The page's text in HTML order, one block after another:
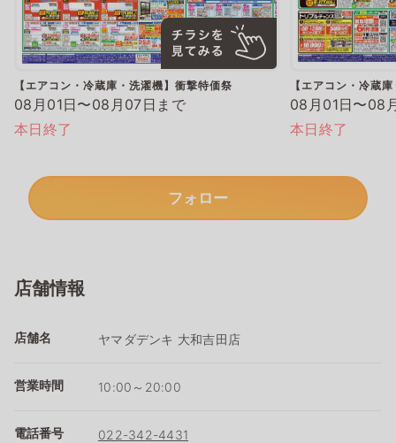
【エアコン・冷蔵庫・洗濯機】衝撃特価祭
08月01日〜08月07日まで
本日終了
【エアコン・冷蔵
08月01日〜08
本日終了
フォロー
店舗情報
店舗名 ヤマダデンキ 大和吉田店
営業時間 10:00～20:00
電話番号 022-342-4431